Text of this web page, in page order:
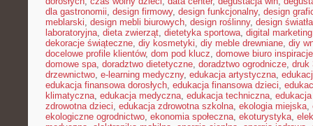
dla gastronomii, design firmowy, design funkcjonalny, design
meblarski, design mebli biurowych, design roślinny, design światła
laboratoryjna, dieta zwierząt, dietetyka sportowa, digital marketing
dekoracje świąteczne, diy kosmetyki, diy meble drewniane, diy
docelowe profile klientów, dom pod klucz, domowe biuro inspiracje
domowe spa, doradztwo dietetyczne, doradztwo ogrodnicze, druk
drzewnictwo, e-learning medyczny, edukacja artystyczna,
edukacja finansowa dorosłych, edukacja finansowa dzieci,
klimatyczna, edukacja medyczna, edukacja techniczna,
zdrowotna dzieci, edukacja zdrowotna szkolna, ekologia miejska,
ekologiczne ogrodnictwo, ekonomia społeczna, ekoturystyka,